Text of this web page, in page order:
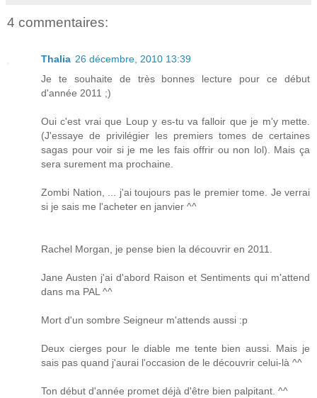
4 commentaires:
Thalia 26 décembre, 2010 13:39
Je te souhaite de très bonnes lecture pour ce début
d'année 2011 ;)
Oui c'est vrai que Loup y es-tu va falloir que je m'y mette.
(J'essaye de privilégier les premiers tomes de certaines
sagas pour voir si je me les fais offrir ou non lol). Mais ça
sera surement ma prochaine.
Zombi Nation, ... j'ai toujours pas le premier tome. Je verrai
si je sais me l'acheter en janvier ^^
Rachel Morgan, je pense bien la découvrir en 2011.
Jane Austen j'ai d'abord Raison et Sentiments qui m'attend
dans ma PAL ^^
Mort d'un sombre Seigneur m'attends aussi :p
Deux cierges pour le diable me tente bien aussi. Mais je
sais pas quand j'aurai l'occasion de le découvrir celui-là ^^
Ton début d'année promet déjà d'être bien palpitant. ^^